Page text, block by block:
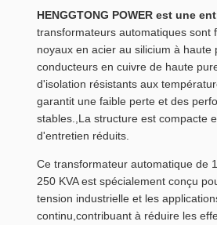
HENGGTONG POWER est une
transformateurs automatiques sont
noyaux en acier au silicium à haute
conducteurs en cuivre de haute
d'isolation résistants aux
garantit une faible perte et des
stables.,La structure est compacte
d'entretien réduits.
Ce transformateur automatique de
250 KVA est spécialement conçu
tension industrielle et les
continu,contribuant à réduire les